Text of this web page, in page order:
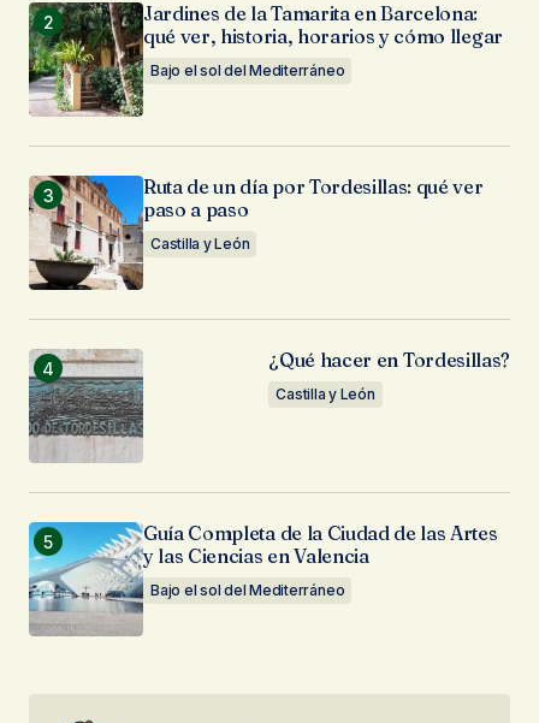
Jardines de la Tamarita en Barcelona:
qué ver, historia, horarios y cómo llegar
Bajo el sol del Mediterráneo
Ruta de un día por Tordesillas: qué ver
paso a paso
Castilla y León
¿Qué hacer en Tordesillas?
Castilla y León
Guía Completa de la Ciudad de las Artes
y las Ciencias en Valencia
Bajo el sol del Mediterráneo